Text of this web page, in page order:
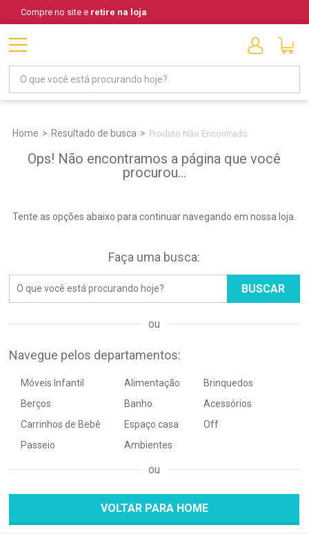
Compre no site e retire na loja
Home Resultado de busca Produto Não Encontrado
Ops! Não encontramos a página que você
procurou...
Tente as opções abaixo para continuar navegando em nossa loja.
Faça uma busca:
BUSCAR
Navegue pelos departamentos:
Móveis Infantil
Berços
Carrinhos de Bebê
Passeio
Alimentação
Banho
Espaço casa
Ambientes
Brinquedos
Acessórios
Off
VOLTAR PARA HOME